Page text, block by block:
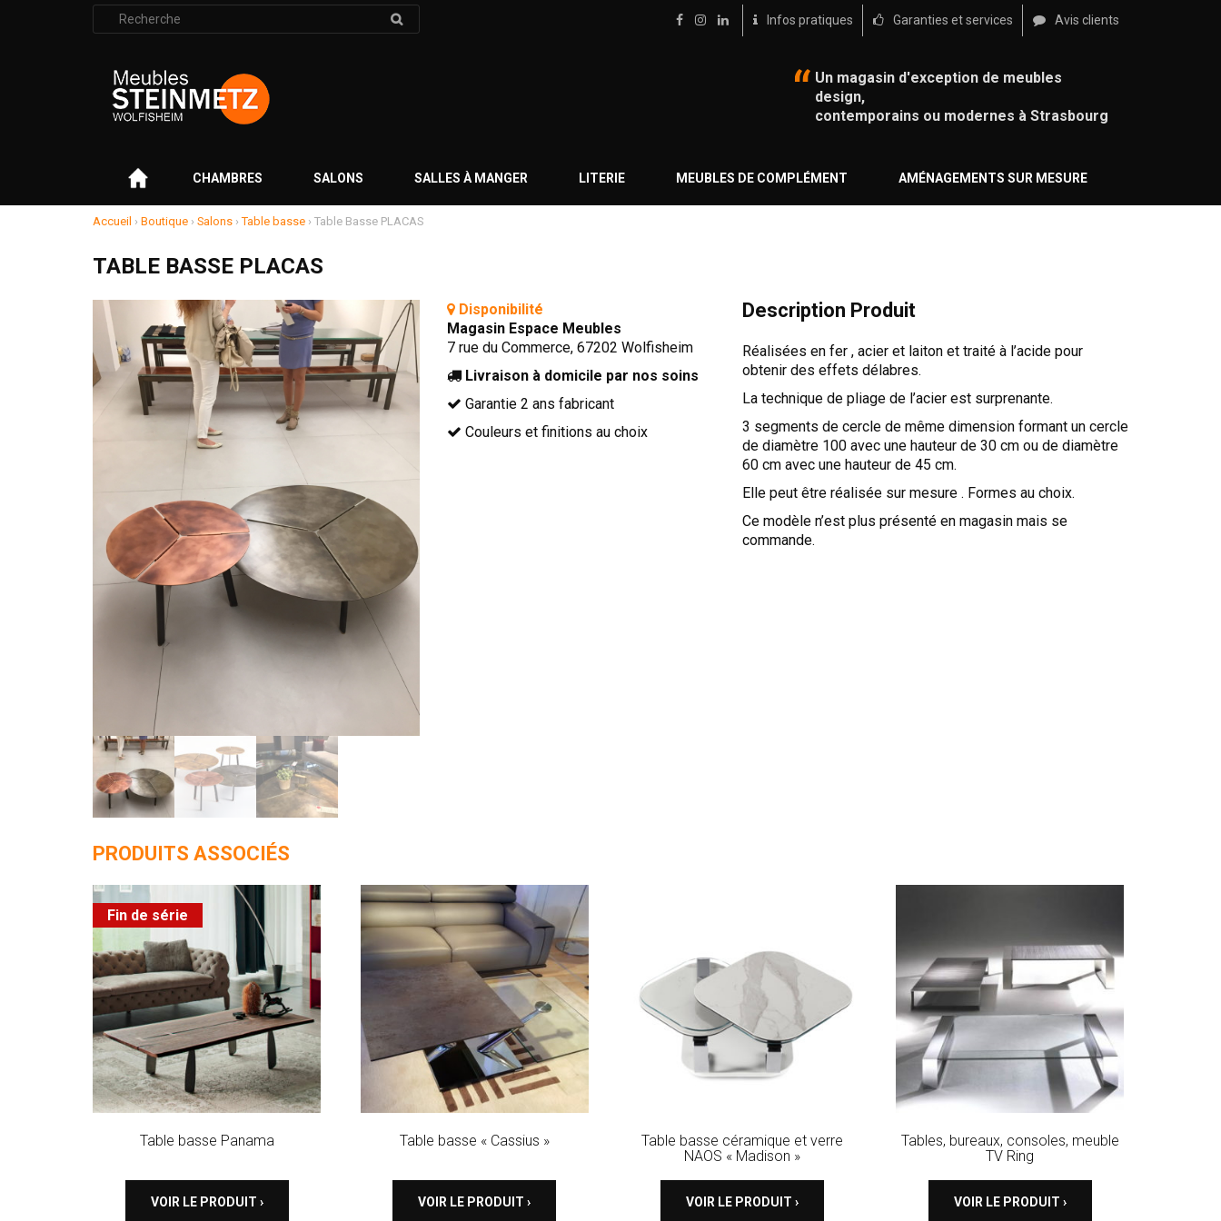
Rechercher
:
Infos pratiques Garanties et services Avis clients
Un magasin d'exception de meubles
design,
contemporains ou modernes à Strasbourg
CHAMBRES SALONS SALLES À MANGER LITERIE MEUBLES DE COMPLÉMENT AMÉNAGEMENTS SUR MESURE
Accueil › Boutique › Salons ›Table basse › Table Basse PLACAS
TABLE BASSE PLACAS
Disponibilité
Magasin Espace Meubles
7 rue du Commerce, 67202 Wolfisheim
Livraison à domicile par nos soins
Garantie 2 ans fabricant
Couleurs et finitions au choix
Description Produit
Réalisées en fer , acier et laiton et traité à l’acide pour
obtenir des effets délabres.
La technique de pliage de l’acier est surprenante.
3 segments de cercle de même dimension formant un cercle
de diamètre 100 avec une hauteur de 30 cm ou de diamètre
60 cm avec une hauteur de 45 cm.
Elle peut être réalisée sur mesure . Formes au choix.
Ce modèle n’est plus présenté en magasin mais se
commande.
PRODUITS ASSOCIÉS
Fin de série
Table basse Panama
VOIR LE PRODUIT ›
Table basse « Cassius »
VOIR LE PRODUIT ›
Table basse céramique et verre
NAOS « Madison »
VOIR LE PRODUIT ›
Tables, bureaux, consoles, meuble
TV Ring
VOIR LE PRODUIT ›